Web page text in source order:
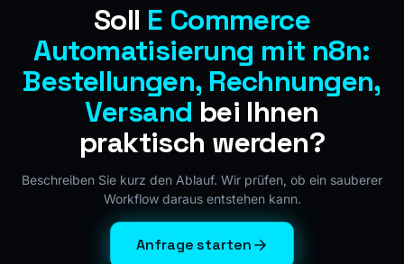
Soll E Commerce
Automatisierung mit n8n:
Bestellungen, Rechnungen,
Versand bei Ihnen
praktisch werden?
Beschreiben Sie kurz den Ablauf. Wir prüfen, ob ein sauberer
Workflow daraus entstehen kann.
Anfrage starten